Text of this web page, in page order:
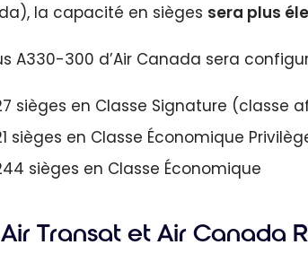
la capacité en sièges sera plus
A330-300 d’Air Canada sera
sièges en Classe Signature (classe
sièges en Classe Économique
sièges en Classe Économique
Air Transat et Air Canada